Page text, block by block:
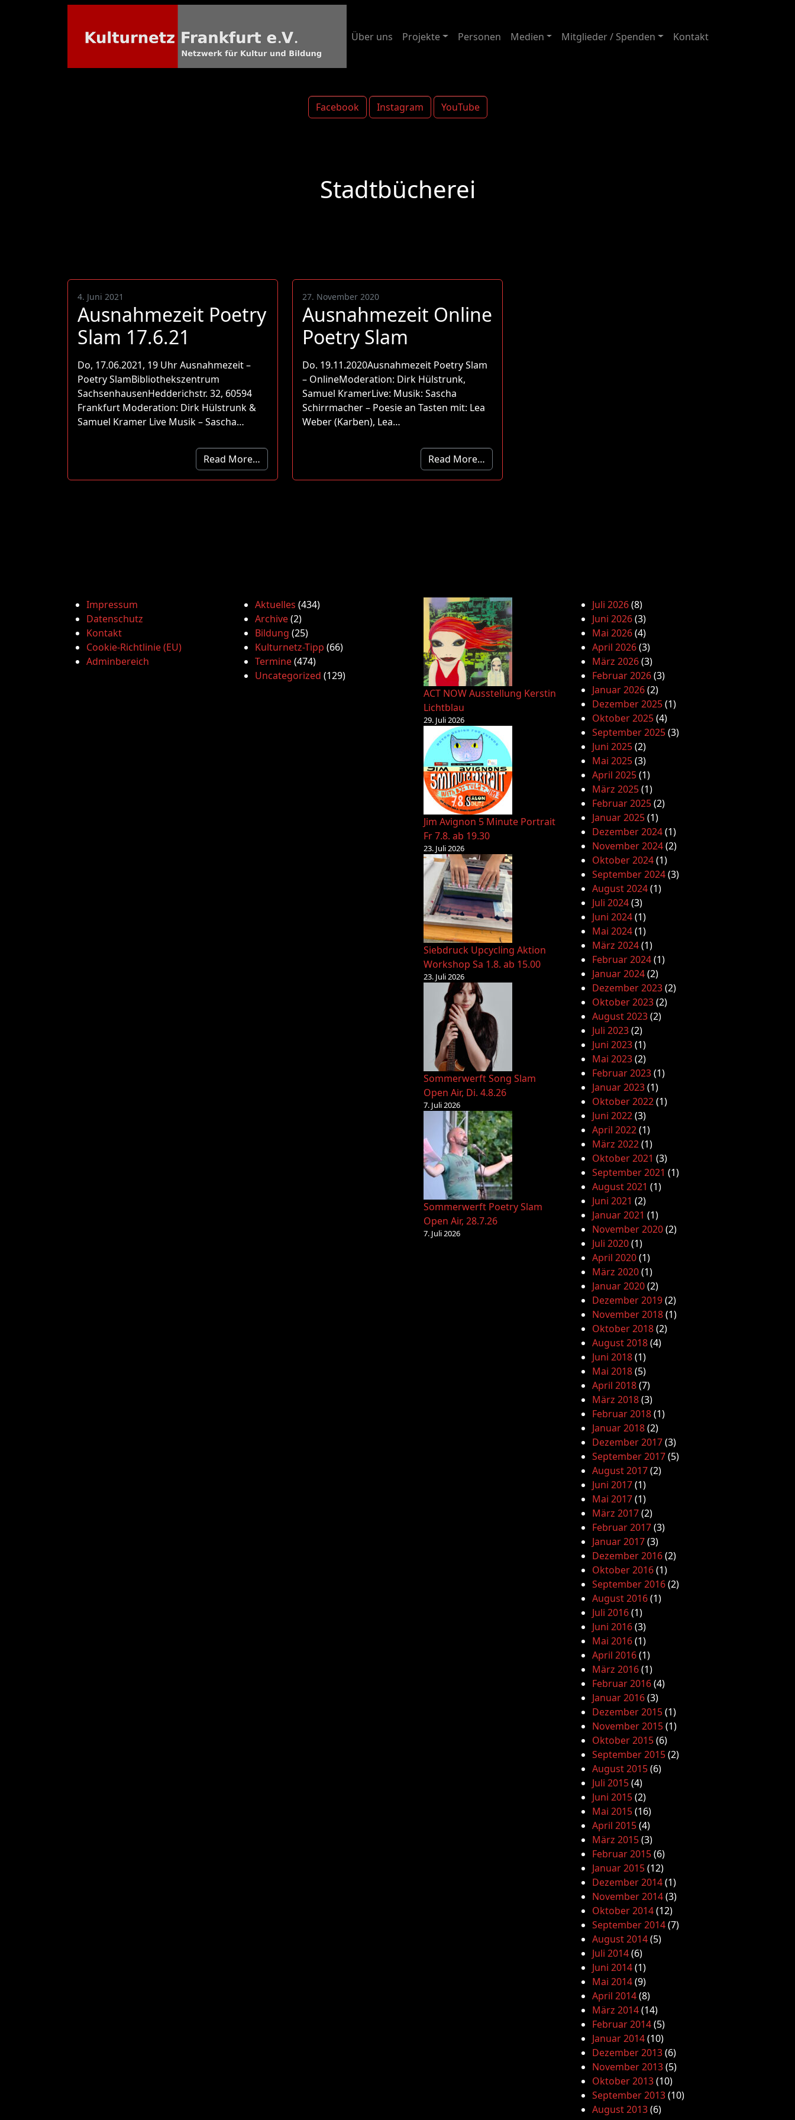
Facebook Instagram YouTube
Über uns Projekte Personen Medien Mitglieder / Spenden Kontakt
Stadtbücherei
4. Juni 2021
Ausnahmezeit Poetry
Slam 17.6.21
Do, 17.06.2021, 19 Uhr Ausnahmezeit –
Poetry SlamBibliothekszentrum
SachsenhausenHedderichstr. 32, 60594
Frankfurt Moderation: Dirk Hülstrunk &
Samuel Kramer Live Musik – Sascha…
Read More…
27. November 2020
Ausnahmezeit Online
Poetry Slam
Do. 19.11.2020Ausnahmezeit Poetry Slam
– OnlineModeration: Dirk Hülstrunk,
Samuel KramerLive: Musik: Sascha
Schirrmacher – Poesie an Tasten mit: Lea
Weber (Karben), Lea…
Read More…
Impressum
Datenschutz
Kontakt
Cookie-Richtlinie (EU)
Adminbereich
Aktuelles (434)
Archive(2)
Bildung (25)
Kulturnetz-Tipp (66)
Termine(474)
Uncategorized (129)
ACT NOW Ausstellung Kerstin
Lichtblau
29. Juli 2026
Jim Avignon 5 Minute Portrait
Fr 7.8. ab 19.30
23. Juli 2026
Siebdruck Upcycling Aktion
Workshop Sa 1.8. ab 15.00
23. Juli 2026
Sommerwerft Song Slam
Open Air, Di. 4.8.26
7. Juli 2026
Sommerwerft Poetry Slam
Open Air, 28.7.26
7. Juli 2026
Juli 2026(8)
Juni 2026(3)
Mai 2026(4)
April 2026(3)
März 2026(3)
Februar 2026(3)
Januar 2026(2)
Dezember 2025(1)
Oktober 2025(4)
September 2025(3)
Juni 2025(2)
Mai 2025(3)
April 2025(1)
März 2025(1)
Februar 2025(2)
Januar 2025(1)
Dezember 2024(1)
November 2024(2)
Oktober 2024(1)
September 2024(3)
August 2024(1)
Juli 2024(3)
Juni 2024(1)
Mai 2024(1)
März 2024(1)
Februar 2024(1)
Januar 2024(2)
Dezember 2023(2)
Oktober 2023(2)
August 2023(2)
Juli 2023(2)
Juni 2023(1)
Mai 2023(2)
Februar 2023(1)
Januar 2023(1)
Oktober 2022(1)
Juni 2022(3)
April 2022(1)
März 2022(1)
Oktober 2021 (3)
September 2021 (1)
August 2021 (1)
Juni 2021 (2)
Januar 2021 (1)
November 2020(2)
Juli 2020(1)
April 2020(1)
März 2020(1)
Januar 2020(2)
Dezember 2019(2)
November 2018(1)
Oktober 2018(2)
August 2018(4)
Juni 2018(1)
Mai 2018(5)
April 2018(7)
März 2018(3)
Februar 2018(1)
Januar 2018(2)
Dezember 2017(3)
September 2017(5)
August 2017(2)
Juni 2017(1)
Mai 2017(1)
März 2017(2)
Februar 2017(3)
Januar 2017(3)
Dezember 2016(2)
Oktober 2016(1)
September 2016(2)
August 2016(1)
Juli 2016(1)
Juni 2016(3)
Mai 2016(1)
April 2016(1)
März 2016(1)
Februar 2016(4)
Januar 2016(3)
Dezember 2015(1)
November 2015(1)
Oktober 2015(6)
September 2015(2)
August 2015(6)
Juli 2015(4)
Juni 2015(2)
Mai 2015(16)
April 2015(4)
März 2015(3)
Februar 2015(6)
Januar 2015(12)
Dezember 2014(1)
November 2014(3)
Oktober 2014(12)
September 2014(7)
August 2014(5)
Juli 2014(6)
Juni 2014(1)
Mai 2014(9)
April 2014(8)
März 2014(14)
Februar 2014(5)
Januar 2014(10)
Dezember 2013(6)
November 2013(5)
Oktober 2013(10)
September 2013(10)
August 2013(6)